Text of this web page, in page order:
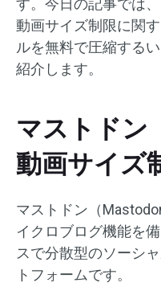
す。今日の記事では
動画サイズ制限に関
ルを無料で圧縮する
紹介します。
マストドン
動画サイズ
マストドン（
イクロブログ機能を
スで分散型のソーシ
トフォームです。